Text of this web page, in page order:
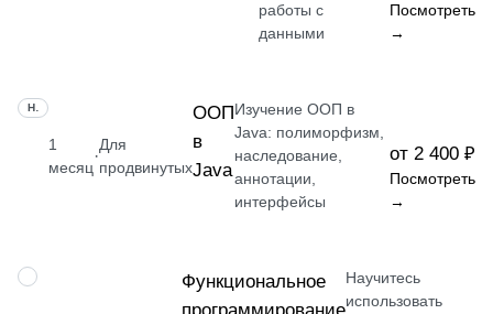
работы с
данными
Посмотреть
→
НАВЫК
1
месяц
·
Для
продвинутых
ООП
в
Java
Изучение ООП в
Java: полиморфизм,
наследование,
аннотации,
интерфейсы
от 2 400 ₽
Посмотреть
→
НАВЫК
Функциональное
программирование
Научитесь
использовать